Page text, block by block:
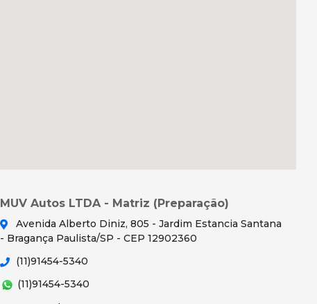
MUV Autos LTDA - Matriz (Preparação)
Avenida Alberto Diniz, 805 - Jardim Estancia Santana
- Bragança Paulista/SP - CEP 12902360
(11)91454-5340
(11)91454-5340